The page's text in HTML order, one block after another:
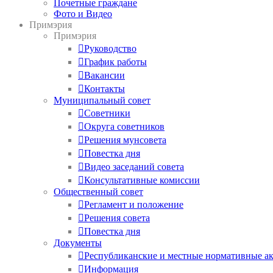
Почетные граждане
Фото и Видео
Примэрия
Примэрия
Руководство
График работы
Вакансии
Контакты
Муниципальный совет
Советники
Округа советников
Решения мунсовета
Повестка дня
Видео заседаний совета
Консультативные комиссии
Общественный совет
Регламент и положение
Решения совета
Повестка дня
Документы
Республиканские и местные нормативные
Информация